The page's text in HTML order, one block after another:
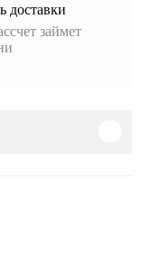
доставки
займет